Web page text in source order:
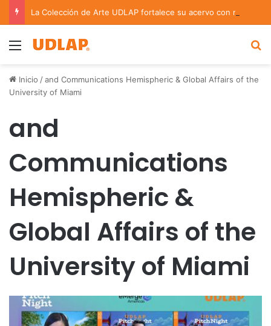
Menu
Inicio /and Communications Hemispheric & Global Affairs of the
University of Miami
and
Communications
Hemispheric &
Global Affairs of the
University of Miami